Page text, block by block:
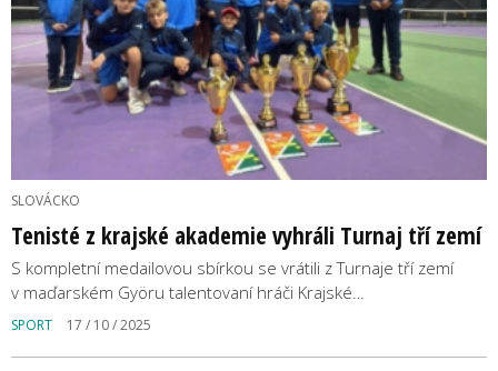
SLOVÁCKO
Tenisté z krajské akademie vyhráli Turnaj tří zemí
S kompletní medailovou sbírkou se vrátili z Turnaje tří zemí
v maďarském Györu talentovaní hráči Krajské…
SPORT 17 / 10 / 2025